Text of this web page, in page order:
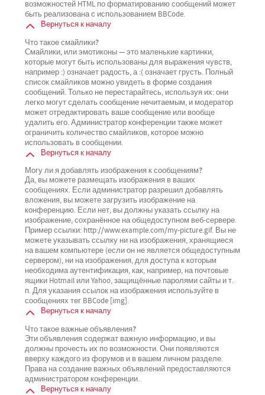
возможностей HTML по форматированию сообщений может
быть реализована с использованием BBCode.
Вернуться к началу
Что такое смайлики?
Смайлики, или эмотиконы — это маленькие картинки,
которые могут быть использованы для выражения чувств,
например :) означает радость, а :( означает грусть. Полный
список смайликов можно увидеть в форме создания
сообщений. Только не перестарайтесь, используя их: они
легко могут сделать сообщение нечитаемым, и модератор
может отредактировать ваше сообщение или вообще
удалить его. Администратор конференции также может
ограничить количество смайликов, которое можно
использовать в сообщении.
Вернуться к началу
Могу ли я добавлять изображения к сообщениям?
Да, вы можете размещать изображения в ваших
сообщениях. Если администратор разрешил добавлять
вложения, вы можете загрузить изображение на
конференцию. Если нет, вы должны указать ссылку на
изображение, сохранённое на общедоступном веб-сервере.
Пример ссылки: http://www.example.com/my-picture.gif. Вы не
можете указывать ссылку ни на изображения, хранящиеся
на вашем компьютере (если он не является общедоступным
сервером), ни на изображения, для доступа к которым
необходима аутентификация, как, например, на почтовые
ящики Hotmail или Yahoo, защищённые паролями сайты и т.
п. Для указания ссылок на изображения используйте в
сообщениях тег BBCode [img].
Вернуться к началу
Что такое важные объявления?
Эти объявления содержат важную информацию, и вы
должны прочесть их по возможности. Они появляются
вверху каждого из форумов и в вашем личном разделе.
Права на создание важных объявлений предоставляются
администратором конференции.
Вернуться к началу